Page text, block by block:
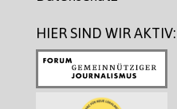
HIER SIND WIR AKTIV: